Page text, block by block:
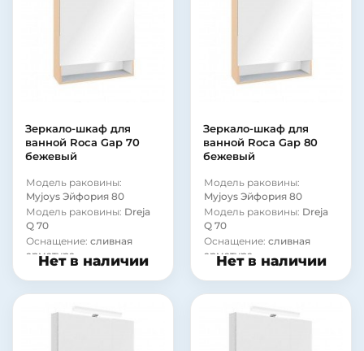
Зеркало-шкаф для
ванной Roca Gap 70
бежевый
Модель раковины:
Myjoys Эйфория 80
Модель раковины: Dreja
Q 70
Оснащение: сливная
арматура
Нет в наличии
Зеркало-шкаф для
ванной Roca Gap 80
бежевый
Модель раковины:
Myjoys Эйфория 80
Модель раковины: Dreja
Q 70
Оснащение: сливная
арматура
Нет в наличии